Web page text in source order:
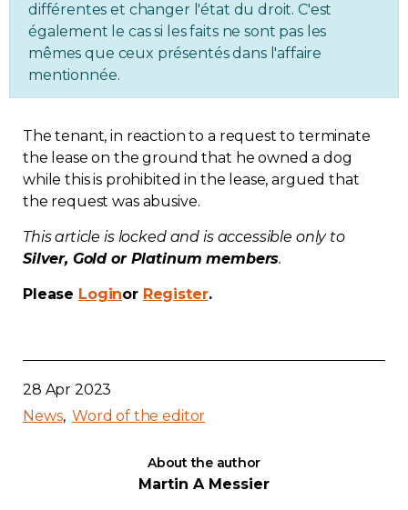
Environment
Various
App APQ
FAQ
Members zone
différentes et changer l'état du droit. C'est
également le cas si les faits ne sont pas les
mêmes que ceux présentés dans l'affaire
mentionnée.
The tenant, in reaction to a request to terminate
the lease on the ground that he owned a dog
while this is prohibited in the lease, argued that
the request was abusive.
This article is locked and is accessible only to
Silver, Gold or Platinum members.
Please Loginor Register.
28 Apr 2023
News Word of the editor
About the author
Martin A Messier